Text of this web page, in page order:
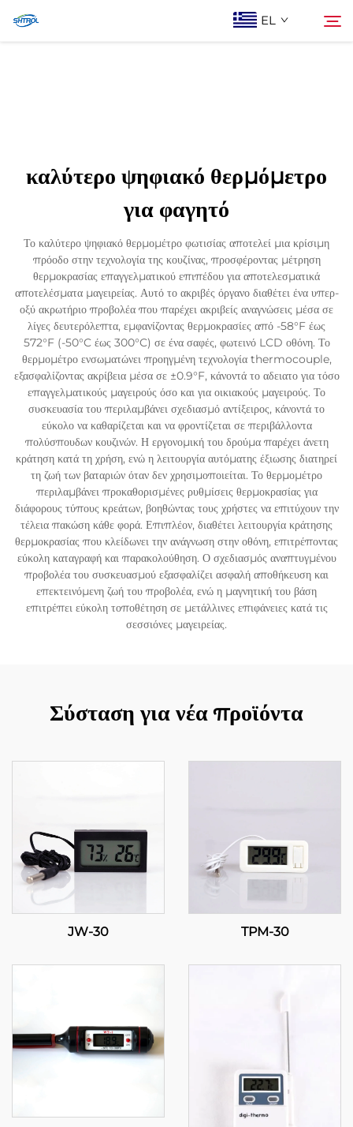
EL
Επικοινωνία Με Ας
καλύτερο ψηφιακό θερμόμετρο
για φαγητό
Το καλύτερο ψηφιακό θερμομέτρο φωτισίας αποτελεί μια κρίσιμη
πρόοδο στην τεχνολογία της κουζίνας, προσφέροντας μέτρηση
θερμοκρασίας επαγγελματικού επιπέδου για αποτελεσματικά
αποτελέσματα μαγειρείας. Αυτό το ακριβές όργανο διαθέτει ένα υπερ-
οξύ ακρωτήριο προβολέα που παρέχει ακριβείς αναγνώσεις μέσα σε
λίγες δευτερόλεπτα, εμφανίζοντας θερμοκρασίες από -58°F έως
572°F (-50°C έως 300°C) σε ένα σαφές, φωτεινό LCD οθόνη. Το
θερμομέτρο ενσωματώνει προηγμένη τεχνολογία thermocouple,
εξασφαλίζοντας ακρίβεια μέσα σε ±0.9°F, κάνοντά το αδειατο για τόσο
επαγγελματικούς μαγειρούς όσο και για οικιακούς μαγειρούς. Το
συσκευασία του περιλαμβάνει σχεδιασμό αντίξειρος, κάνοντά το
εύκολο να καθαρίζεται και να φροντίζεται σε περιβάλλοντα
πολύσπουδων κουζινών. Η εργονομική του δρούμα παρέχει άνετη
κράτηση κατά τη χρήση, ενώ η λειτουργία αυτόματης έξιωσης διατηρεί
τη ζωή των βαταριών όταν δεν χρησιμοποιείται. Το θερμομέτρο
περιλαμβάνει προκαθορισμένες ρυθμίσεις θερμοκρασίας για
διάφορους τύπους κρεάτων, βοηθώντας τους χρήστες να επιτύχουν την
τέλεια πακώση κάθε φορά. Επιπλέον, διαθέτει λειτουργία κράτησης
θερμοκρασίας που κλείδωνει την ανάγνωση στην οθόνη, επιτρέποντας
εύκολη καταγραφή και παρακολούθηση. Ο σχεδιασμός αναπτυγμένου
προβολέα του συσκευασμού εξασφαλίζει ασφαλή αποθήκευση και
επεκτεινόμενη ζωή του προβολέα, ενώ η μαγνητική του βάση
επιτρέπει εύκολη τοποθέτηση σε μετάλλινες επιφάνειες κατά τις
σεσσιόνες μαγειρείας.
Σύσταση για νέα προϊόντα
JW-30 TPM-30